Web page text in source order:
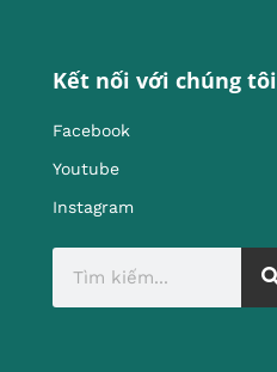
Kết nối với chúng tôi
Facebook
Youtube
Instagram